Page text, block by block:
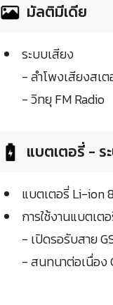
มัลติมีเดีย
ระบบเสียง
- ลำโพงเสียงสเ
- วิทยุ FM Radio
แบตเตอรี่ - ร
แบตเตอรี่ Li-ion
การใช้งานแบตเต
- เปิดรอรับสาย
- สนทนาต่อเนื่อง